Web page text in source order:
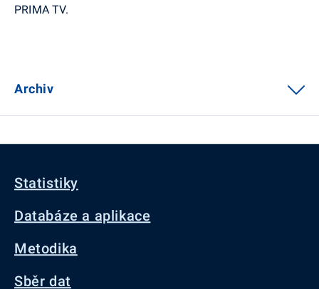
PRIMA TV.
Archiv
Statistiky
Databáze a aplikace
Metodika
Sběr dat